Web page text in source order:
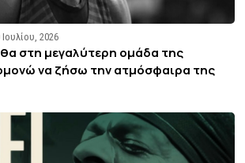
Ιουλίου, 2026
στη μεγαλύτερη ομάδα της
να ζήσω την ατμόσφαιρα της